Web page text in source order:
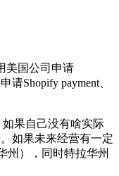
美国公司申请
Shopify payment、
果自己没有啥实际
如果未来经营有一定
州），同时特拉华州